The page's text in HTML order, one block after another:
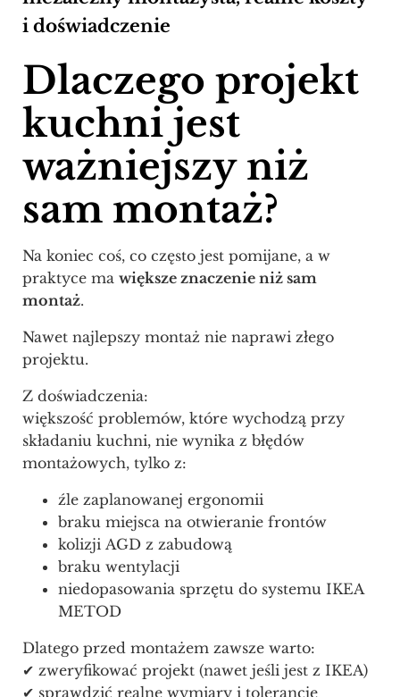
i doświadczenie
Dlaczego projekt
kuchni jest
ważniejszy niż
sam montaż?
Na koniec coś, co często jest pomijane, a w
praktyce ma większe znaczenie niż sam
montaż.
Nawet najlepszy montaż nie naprawi złego
projektu.
Z doświadczenia:
większość problemów, które wychodzą przy
składaniu kuchni, nie wynika z błędów
montażowych, tylko z:
źle zaplanowanej ergonomii
braku miejsca na otwieranie frontów
kolizji AGD z zabudową
braku wentylacji
niedopasowania sprzętu do systemu IKEA
METOD
Dlatego przed montażem zawsze warto:
✔ zweryfikować projekt (nawet jeśli jest z IKEA)
✔ sprawdzić realne wymiary i tolerancje